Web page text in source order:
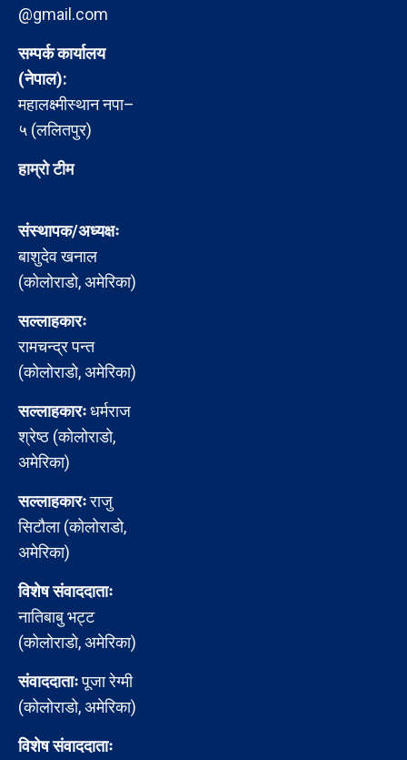
@gmail.com
सम्पर्क कार्यालय
(नेपाल):
महालक्ष्मीस्थान नपा–
५ (ललितपुर)
हाम्रो टीम
संस्थापक/अध्यक्षः
बाशुदेव खनाल
(कोलोराडो, अमेरिका)
सल्लाहकारः
रामचन्द्र पन्त
(कोलोराडो, अमेरिका)
सल्लाहकारःधर्मराज
श्रेष्ठ (कोलोराडो,
अमेरिका)
सल्लाहकारःराजु
सिटौला (कोलोराडो,
अमेरिका)
विशेष संवाददाताः
नातिबाबु भट्ट
(कोलोराडो, अमेरिका)
संवाददाताःपूजा रेग्मी
(कोलोराडो, अमेरिका)
विशेष संवाददाताः